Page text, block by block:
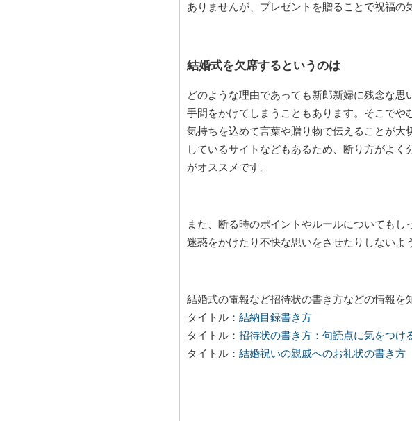
ありませんが、プレゼントを贈ることで祝福の
結婚式を欠席するというのは
どのような理由であっても新郎新婦に残念な
手間をかけてしまうこともあります。そこでや
気持ちを込めて言葉や贈り物で伝えることが
しているサイトなどもあるため、断り方がよ
がオススメです。
また、断る時のポイントやルールについても
迷惑をかけたり不快な思いをさせたりしないよ
結婚式の電報など招待状の書き方などの情報を
タイトル： 結納目録書き方
タイトル： 招待状の書き方：句読点に気をつけ
タイトル： 結婚祝いの親戚へのお礼状の書き方